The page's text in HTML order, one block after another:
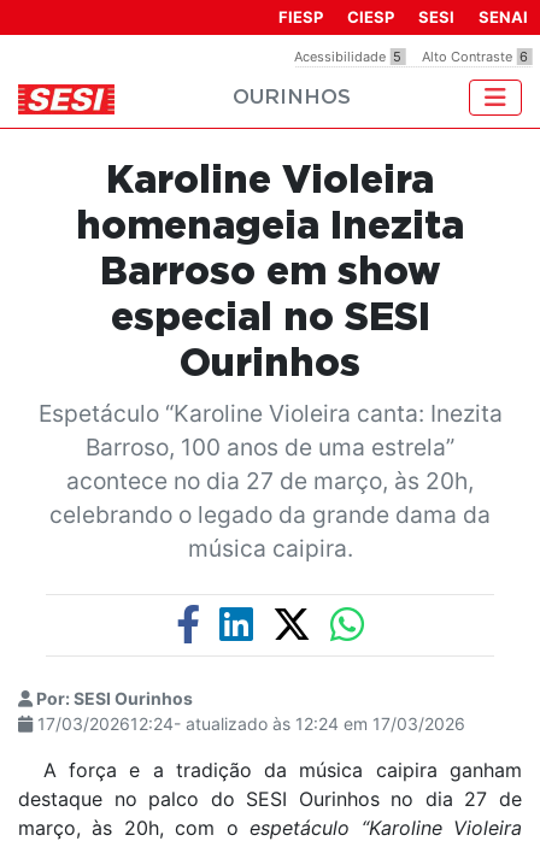
inclui
um
acessibilidade.
Acessibilidade 5 Alto Contraste 6
FIESP CIESP SESI SENAI
OURINHOS
Karoline Violeira
homenageia Inezita
Barroso em show
especial no SESI
Ourinhos
Espetáculo “Karoline Violeira canta: Inezita
Barroso, 100 anos de uma estrela”
acontece no dia 27 de março, às 20h,
celebrando o legado da grande dama da
música caipira.
Por: SESI Ourinhos
17/03/202612:24- atualizado às 12:24 em 17/03/2026
A força e a tradição da música caipira ganham
destaque no palco do SESI Ourinhos no dia 27 de
março, às 20h, com oespetáculo “Karoline Violeira